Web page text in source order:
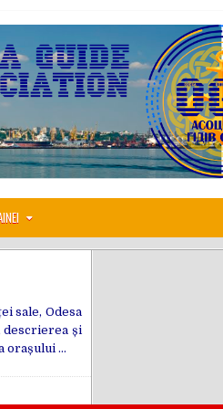
sale, Odesa
descrierea și
orașului …